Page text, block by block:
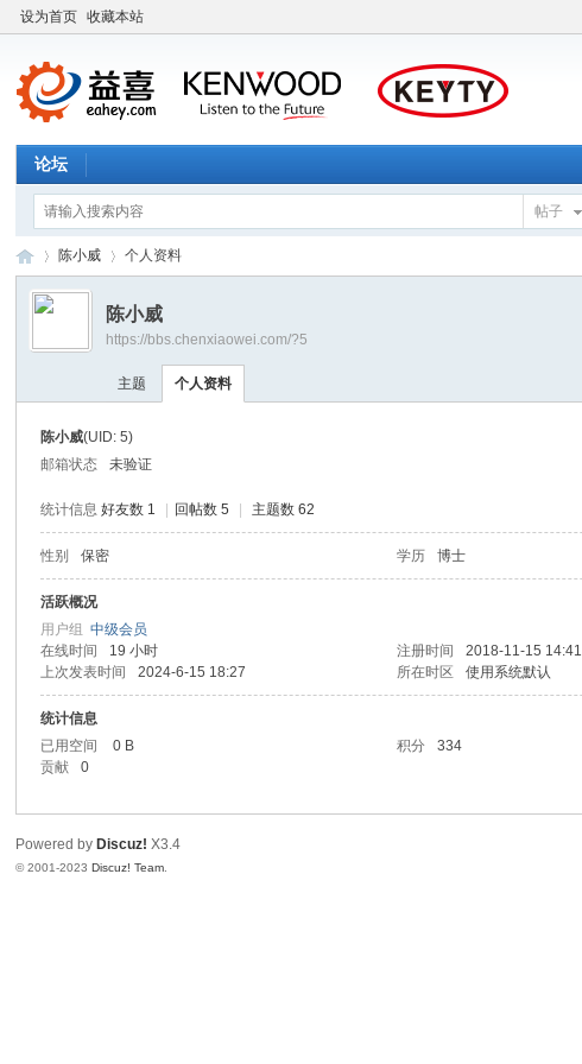
设为首页 收藏本站
论坛
帖子
›
陈小威 个人资料
陈小威
https://bbs.chenxiaowei.com/?5
主题 个人资料
陈小威(UID: 5)
邮箱状态
未验证
统计信息 好友数 1 回帖数 5 主题数 62
性别 保密 学历 博士
活跃概况
用户组中级会员
在线时间
19 小时 注册时间 2018-11-15 14:41
上次发表时间
2024-6-15 18:27 所在时区 使用系统默认
统计信息
已用空间
0 B 积分 334
贡献
0
Powered by Discuz! X3.4
© 2001-2023Discuz! Team